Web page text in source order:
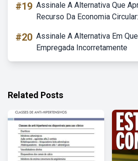
#19 Assinale A Alternativa Que
Recurso Da Economia Circular:
#20 Assinale A Alternativa Em
Empregada Incorretamente
Related Posts